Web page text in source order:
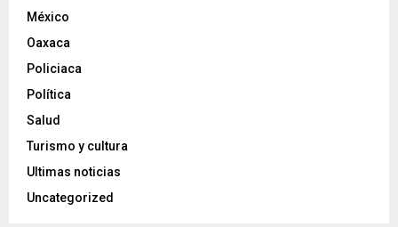
México
Oaxaca
Policiaca
Política
Salud
Turismo y cultura
Ultimas noticias
Uncategorized